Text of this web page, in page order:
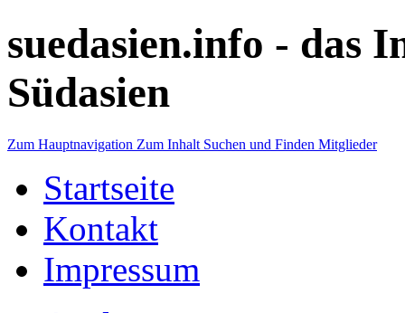
suedasien.info - das
Südasien
Zum Hauptnavigation Zum Inhalt Suchen und Finden Mitglieder
Startseite
Kontakt
Impressum